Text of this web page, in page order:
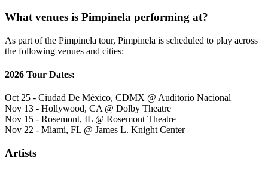
What venues is Pimpinela performing at?
As part of the Pimpinela tour, Pimpinela is scheduled to play across
the following venues and cities:
2026 Tour Dates:
Oct 25 - Ciudad De México, CDMX @ Auditorio Nacional
Nov 13 - Hollywood, CA @ Dolby Theatre
Nov 15 - Rosemont, IL @ Rosemont Theatre
Nov 22 - Miami, FL @ James L. Knight Center
Artists